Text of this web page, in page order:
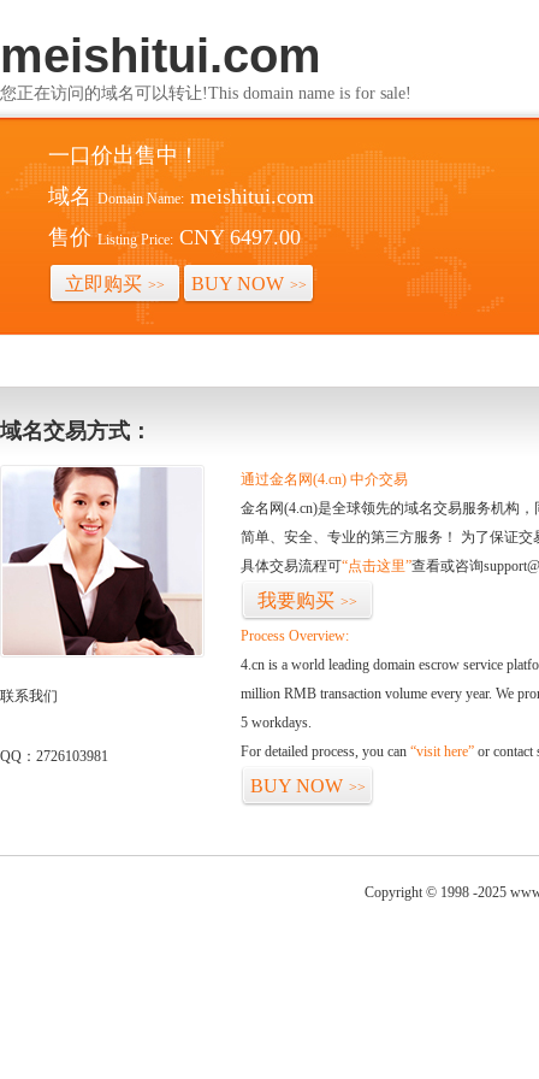
meishitui.com
您正在访问的域名可以转让!This domain name is for sale!
一口价出售中！
域名 Domain Name: meishitui.com
售价 Listing Price: CNY 6497.00
立即购买 >> BUY NOW >>
域名交易方式：
联系我们
QQ：2726103981
通过金名网(4.cn) 中介交易
金名网(4.cn)是全球领先的域名交易服务机构
简单、安全、专业的第三方服务！ 为了保证
具体交易流程可“点击这里”查看或咨询
我要购买 >>
Process Overview:
4.cn is a world leading domain escrow service
million RMB transaction volume every year. We
5 workdays.
For detailed process, you can “visit here” or contact
BUY NOW >>
Copyright © 1998 -2025